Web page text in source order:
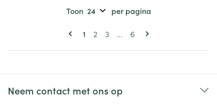
Pagina's
U lees momenteel pagina
1 Pagina
2 Pagina
3 ... Pagina
6
Toon per pagina
Neem contact met ons op